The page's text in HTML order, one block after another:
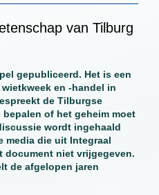
van Tilburg
gepubliceerd. Het is een
en -handel in
de Tilburgse
of het geheim moet
wordt ingehaald
media die uit Integraal
document niet vrijgegeven.
de afgelopen jaren